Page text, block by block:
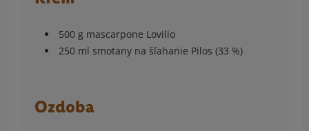
500 g mascarpone Lovilio
250 ml smotany na šľahanie Pilos (33 %)
Ozdoba